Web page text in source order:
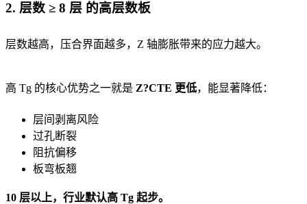
2. 层数 ≥ 8 层 的高层数板
层数越高，压合界面越多，Z 轴膨胀带来的应力越大。
高 Tg 的核心优势之一就是 Z?CTE 更低，能显著降低：
层间剥离风险
过孔断裂
阻抗偏移
板弯板翘
10 层以上，行业默认高 Tg 起步。